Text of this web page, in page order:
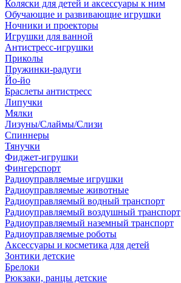
Коляски для детей и аксессуары к ним
Обучающие и развивающие игрушки
Ночники и проекторы
Игрушки для ванной
Антистресс-игрушки
Приколы
Пружинки-радуги
Йо-йо
Браслеты антистресс
Липучки
Мялки
Лизуны/Слаймы/Слизи
Спиннеры
Тянучки
Фиджет-игрушки
Фингерспорт
Радиоуправляемые игрушки
Радиоуправляемые животные
Радиоуправляемый водный транспорт
Радиоуправляемый воздушный транспорт
Радиоуправляемый наземный транспорт
Радиоуправляемые роботы
Аксессуары и косметика для детей
Зонтики детские
Брелоки
Рюкзаки, ранцы детские